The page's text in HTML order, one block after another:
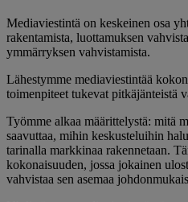
Mediaviestintä on keskeinen osa
rakentamista, luottamuksen
ymmärryksen vahvistamista.
Lähestymme mediaviestintää
toimenpiteet tukevat pitkäjänteistä
Työmme alkaa määrittelystä: mitä
saavuttaa, mihin keskusteluihin
tarinalla markkinaa rakennetaan.
kokonaisuuden, jossa jokainen
vahvistaa sen asemaa